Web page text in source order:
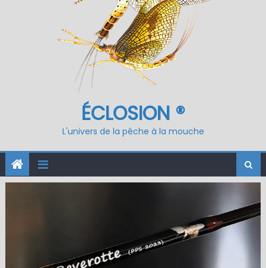
ÉCLOSION ®
L'univers de la pêche à la mouche